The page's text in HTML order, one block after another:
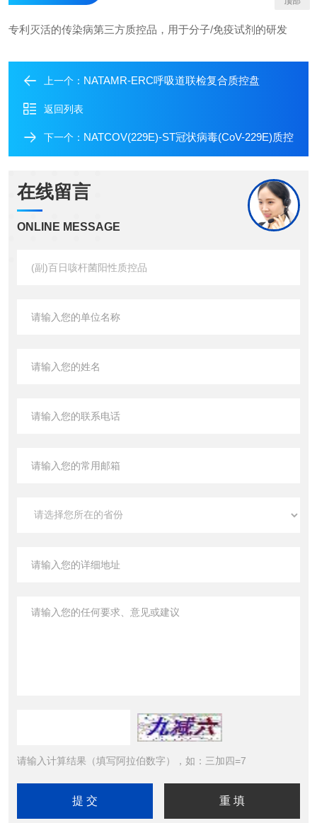
专利灭活的传染病第三方质控品，用于分子/免疫试剂的研发
上一个： NATAMR-ERC呼吸道联检复合质控盘
返回列表
下一个： NATCOV(229E)-ST冠状病毒(CoV-229E)质控
在线留言
ONLINE MESSAGE
请输入计算结果（填写阿拉伯数字），如：三加四=7